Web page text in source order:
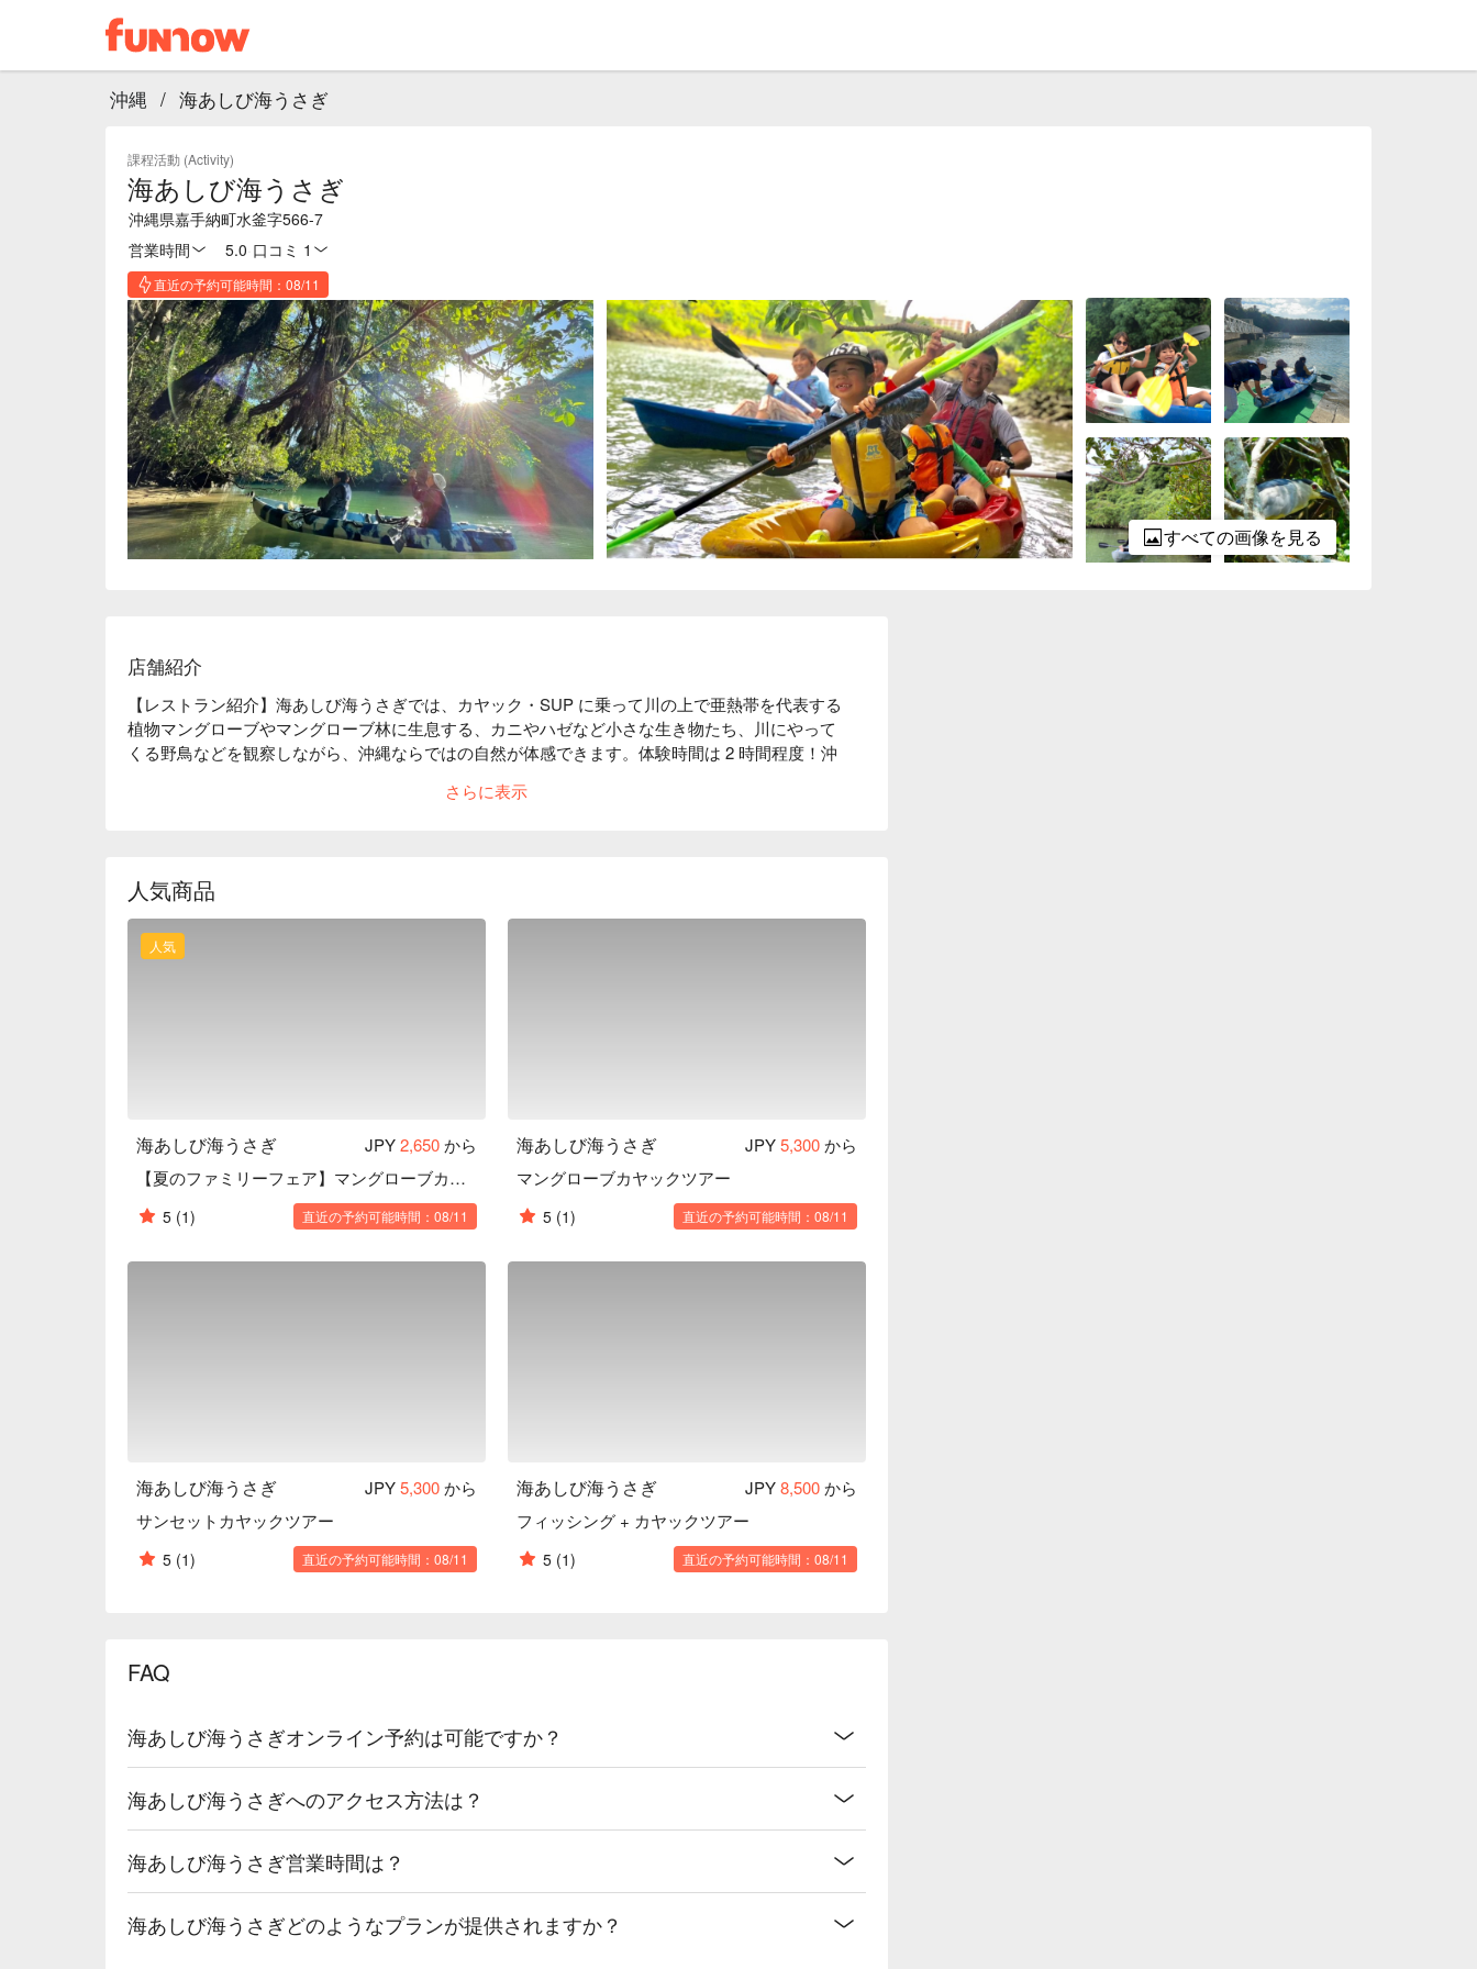
沖縄 / 海あしび海うさぎ
課程活動 (Activity)
海あしび海うさぎ
沖縄県嘉手納町水釜字566-7
営業時間
5.0 口コミ 1
直近の予約可能時間：08/11
すべての画像を見る
店舗紹介
【レストラン紹介】海あしび海うさぎでは、カヤック・SUP に乗って川の上で亜熱帯を代表する
植物マングローブやマングローブ林に生息する、カニやハゼなど小さな生き物たち、川にやって
くる野鳥などを観察しながら、沖縄ならではの自然が体感できます。体験時間は 2 時間程度！沖
【アクセス】沖縄中部の好立地に位置します。那覇空港のある沖縄南部からも、美ら海水族館の
さらに表示
人気商品
人気
海あしび海うさぎ JPY2,650から
【夏のファミリーフェア】マングローブカヤックツアー
5 (1) 直近の予約可能時間：08/11
海あしび海うさぎ JPY5,300から
マングローブカヤックツアー
5 (1) 直近の予約可能時間：08/11
海あしび海うさぎ JPY5,300から
サンセットカヤックツアー
5 (1) 直近の予約可能時間：08/11
海あしび海うさぎ JPY8,500から
フィッシング + カヤックツアー
5 (1) 直近の予約可能時間：08/11
FAQ
海あしび海うさぎオンライン予約は可能ですか？
海あしび海うさぎへのアクセス方法は？
海あしび海うさぎ営業時間は？
海あしび海うさぎどのようなプランが提供されますか？